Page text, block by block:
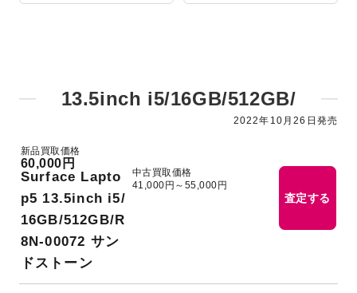
13.5inch i5/16GB/512GB/
2022年10月26日発売
Surface Lapto
p5 13.5inch i5/
16GB/512GB/R
8N-00072 サン
ドストーン
新品買取価格
60,000円
中古買取価格
41,000円～55,000円
査定する